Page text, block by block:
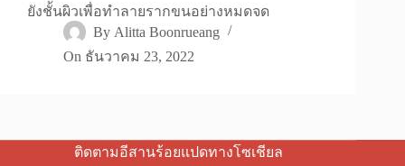
ยังชั้นผิวเพื่อทำลายรากขนอย่างหมดจด
By Alitta Boonrueang
On ธันวาคม 23, 2022
ติดตามอีสานร้อยแปดทางโซเชียล